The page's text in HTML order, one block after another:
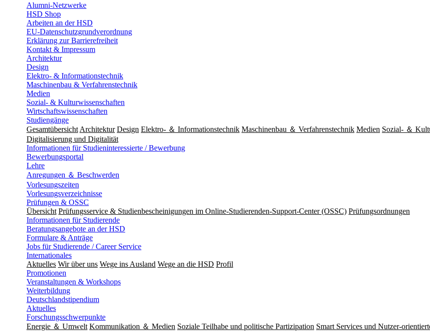
Alumni-Netzwerke
HSD Shop
Arbeiten an der HSD
EU-Datenschutzgrundverordnung
Erklärung zur Barrierefreiheit
Kontakt & Impressum
Architektur
Design
Elektro- & Informationstechnik
Maschinenbau & Verfahrenstechnik
Medien
Sozial- & Kulturwissenschaften
Wirtschaftswissenschaften
Studiengänge
Gesamtübersicht Architektur Design Elektro- ＆ Informationstechnik Maschinenbau ＆ Verfahrenstechnik Medien Sozial- ＆
Digitalisierung und Digitalität
Informationen für Studieninteressierte / Bewerbung
Bewerbungsportal
Lehre
Anregungen ＆ Beschwerden
Vorlesungszeiten
Vorlesungsverzeichnisse
Prüfungen & OSSC
Übersicht Prüfungsservice & Studienbescheinigungen im Online-Studierenden-Support-Center (OSSC) Prüfungsordnungen
Informationen für Studierende
Beratungsangebote an der HSD
Formulare & Anträge
Jobs für Studierende / Career Service
Internationales
Aktuelles Wir über uns Wege ins Ausland Wege an die HSD Profil
Promotionen
Veranstaltungen & Workshops
Weiterbildung
Deutschlandstipendium
Aktuelles
Forschungsschwerpunkte
Energie ＆ Umwelt Kommunikation ＆ Medien Soziale Teilhabe und politische Partizipation Smart Services und Nutzer-